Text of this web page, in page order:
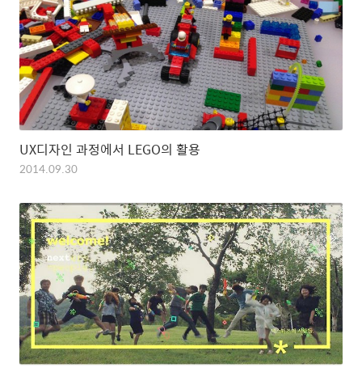
UX디자인 과정에서 LEGO의 활용
2014.09.30